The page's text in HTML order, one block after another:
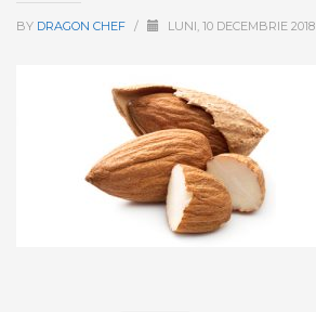
BY DRAGON CHEF / LUNI, 10 DECEMBRIE 2018